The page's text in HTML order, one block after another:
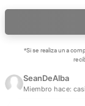
*Si se realiza una
SeanDeAlba
Miembro hace: